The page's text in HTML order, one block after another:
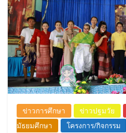
ข่าวการศึกษา ข่าวปฐมวัย
มัธยมศึกษา
โครงการ/กิจกรรม